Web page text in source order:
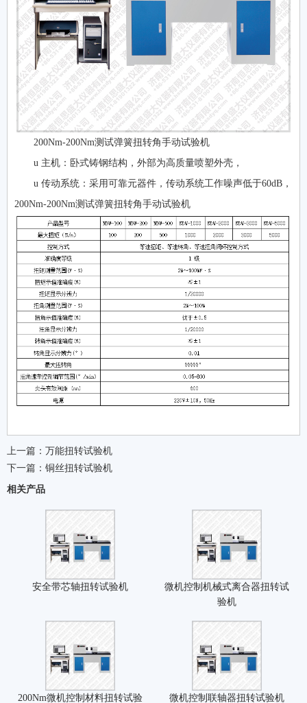
200Nm-200Nm测试弹簧扭转角手动试验机
u 主机：卧式铸钢结构，外部为高质量喷塑外壳，
u 传动系统：采用可靠元器件，传动系统工作噪声低于60dB，
200Nm-200Nm测试弹簧扭转角手动试验机
上一篇： 万能扭转试验机
下一篇： 铜丝扭转试验机
相关产品
安全带芯轴扭转试验机
微机控制机械式离合器扭转试
验机
200Nm微机控制材料扭转试验
微机控制联轴器扭转试验机